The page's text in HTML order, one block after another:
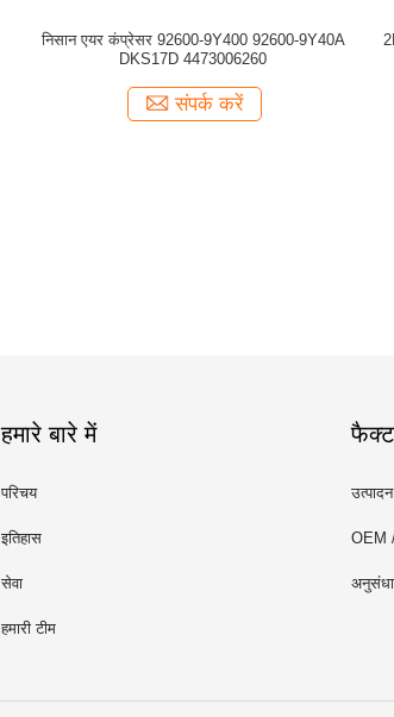
निसान एयर कंप्रेसर 92600-9Y400 92600-9Y40A
DKS17D 4473006260
संपर्क करें
हमारे बारे में
परिचय
इतिहास
सेवा
हमारी टीम
OEM